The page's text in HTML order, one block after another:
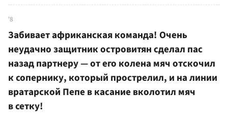
'8
Забивает африканская команда! Очень
неудачно защитник островитян сделал пас
назад партнеру — от его колена мяч отскочил
к сопернику, который прострелил, и на линии
вратарской Пепе в касание вколотил мяч
в сетку!